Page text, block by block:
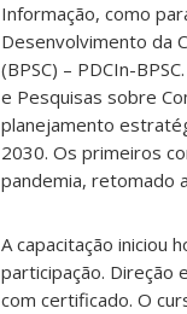
Informação, como
Desenvolvimento da
(BPSC) – PDCIn-
e Pesquisas sobre
planejamento
2030. Os primeiros
pandemia, retomado
A capacitação iniciou
participação. Direção
com certificado. O